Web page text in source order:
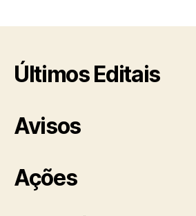
Últimos Editais
Avisos
Ações